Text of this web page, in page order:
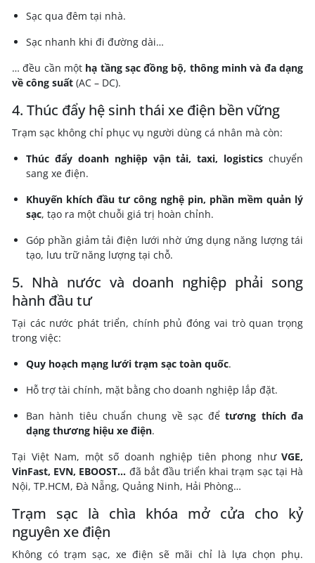
Sạc qua đêm tại nhà.
Sạc nhanh khi đi đường dài…
… đều cần một hạ tầng sạc đồng bộ, thông minh và đa dạng
về công suất (AC – DC).
4. Thúc đẩy hệ sinh thái xe điện bền vững
Trạm sạc không chỉ phục vụ người dùng cá nhân mà còn:
Thúc đẩy doanh nghiệp vận tải, taxi, logistics chuyển
sang xe điện.
Khuyến khích đầu tư công nghệ pin, phần mềm quản lý
sạc, tạo ra một chuỗi giá trị hoàn chỉnh.
Góp phần giảm tải điện lưới nhờ ứng dụng năng lượng tái
tạo, lưu trữ năng lượng tại chỗ.
5. Nhà nước và doanh nghiệp phải song
hành đầu tư
Tại các nước phát triển, chính phủ đóng vai trò quan trọng
trong việc:
Quy hoạch mạng lưới trạm sạc toàn quốc.
Hỗ trợ tài chính, mặt bằng cho doanh nghiệp lắp đặt.
Ban hành tiêu chuẩn chung về sạc đểtương thích đa
dạng thương hiệu xe điện.
Tại Việt Nam, một số doanh nghiệp tiên phong như VGE,
VinFast, EVN, EBOOST… đã bắt đầu triển khai trạm sạc tại Hà
Nội, TP.HCM, Đà Nẵng, Quảng Ninh, Hải Phòng…
Trạm sạc là chìa khóa mở cửa cho kỷ
nguyên xe điện
Không có trạm sạc, xe điện sẽ mãi chỉ là lựa chọn phụ.